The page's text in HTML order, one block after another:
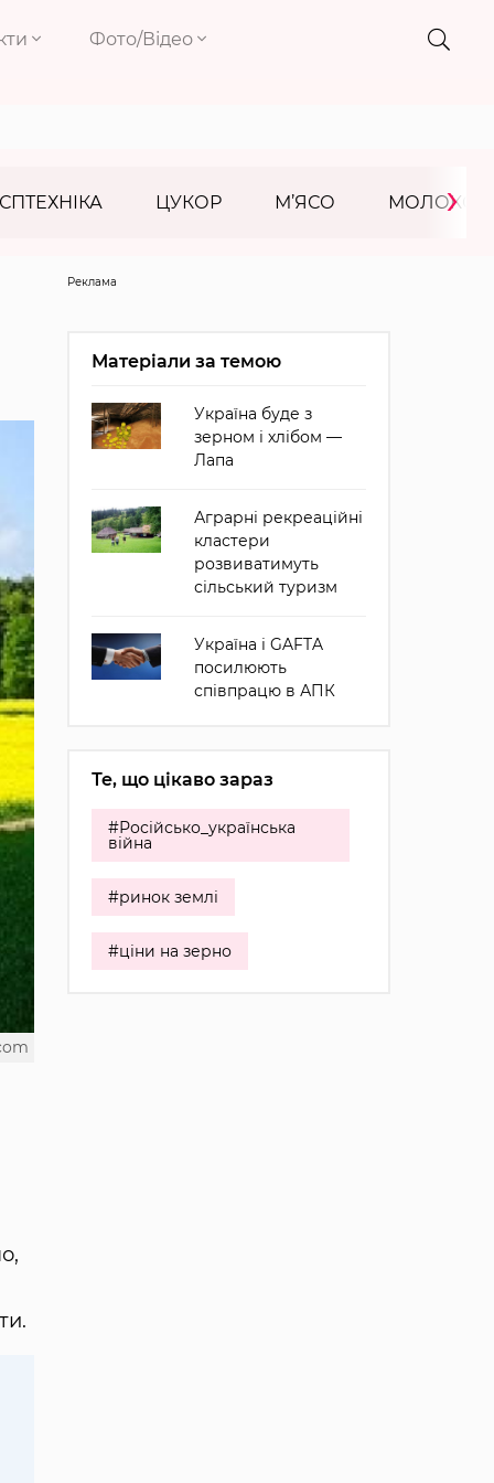
Фото/Відео
ЦУКОР М’ЯСО МОЛОКО
›
Реклама
Матеріали за темою
Україна буде з
зерном і хлібом —
Лапа
Аграрні рекреаційні
кластери
розвиватимуть
сільський туризм
Україна і GAFTA
посилюють
співпрацю в АПК
Те, що цікаво зараз
#Російсько_українська
війна
#ринок землі
#ціни на зерно